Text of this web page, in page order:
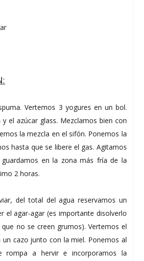
Vertemos 3 yogures en un bol.
el azúcar glass. Mezclamos bien con
la mezcla en el sifón. Ponemos la
hasta que se libere el gas. Agitamos
guardamos en la zona más fría de la
2 horas.
del total del agua reservamos un
el agar-agar (es importante disolverlo
no se creen grumos). Vertemos el
un cazo junto con la miel. Ponemos al
rompa a hervir e incorporamos la